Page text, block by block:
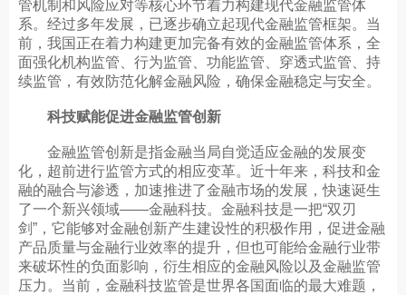
管机制和风险应对等核心环节着力构建现代金融监管体
系。经过多年发展，已逐步确立起现代金融监管框架。当
前，我国正在着力构建更加完备有效的金融监管体系，全
面强化机构监管、行为监管、功能监管、穿透式监管、持
续监管，有效防范化解金融风险，确保金融稳定与安全。
科技赋能促进金融监管创新
金融监管创新是指金融当局自觉适应金融的发展变
化，超前进行监管方式的相应变革。近十年来，科技和金
融的融合与渗透，加速推进了金融市场的发展，快速诞生
了一个新兴领域——金融科技。金融科技是一把“双刃
剑”，它能够对金融创新产生建设性的积极作用，促进金融
产品质量与金融行业效率的提升，但也可能给金融行业带
来破坏性的负面影响，衍生相应的金融风险以及金融监管
压力。当前，金融科技监管是世界各国面临的最大难题，